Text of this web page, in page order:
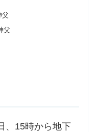
父
、15時から地下